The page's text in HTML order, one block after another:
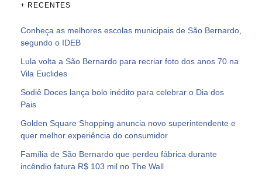
+ RECENTES
Conheça as melhores escolas municipais de São Bernardo,
segundo o IDEB
Lula volta a São Bernardo para recriar foto dos anos 70 na
Vila Euclides
Sodiê Doces lança bolo inédito para celebrar o Dia dos
Pais
Golden Square Shopping anuncia novo superintendente e
quer melhor experiência do consumidor
Família de São Bernardo que perdeu fábrica durante
incêndio fatura R$ 103 mil no The Wall